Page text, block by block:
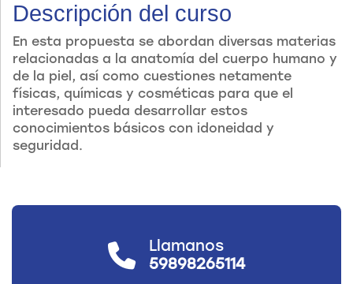
Descripción del curso
En esta propuesta se abordan diversas materias
relacionadas a la anatomía del cuerpo humano y
de la piel, así como cuestiones netamente
físicas, químicas y cosméticas para que el
interesado pueda desarrollar estos
conocimientos básicos con idoneidad y
seguridad.
Llamanos
59898265114